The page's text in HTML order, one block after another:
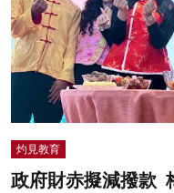
灼見教育
政府財赤擬減撥款